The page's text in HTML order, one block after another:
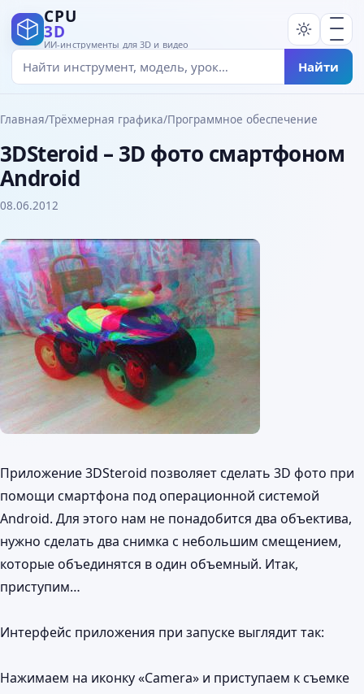
CPU
3D
ИИ-инструменты для 3D и видео
Найти
Главная/Трёхмерная графика/Программное обеспечение
3DSteroid – 3D фото смартфоном
Android
08.06.2012
Приложение 3DSteroid позволяет сделать 3D фото при
помощи смартфона под операционной системой
Android. Для этого нам не понадобится два объектива,
нужно сделать два снимка с небольшим смещением,
которые объединятся в один объемный. Итак,
приступим…
Интерфейс приложения при запуске выглядит так:
Нажимаем на иконку «Camera» и приступаем к съемке